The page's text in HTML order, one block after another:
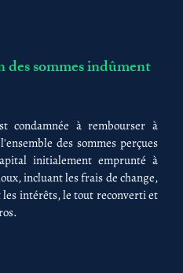
sommes indûment
condamnée à rembourser à
des sommes perçues
initialement emprunté à
incluant les frais de change,
les intérêts, le tout reconverti et